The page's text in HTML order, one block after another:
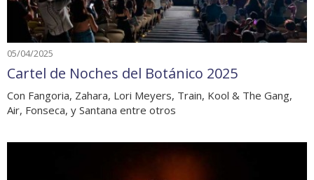
05/04/2025
Cartel de Noches del Botánico 2025
Con Fangoria, Zahara, Lori Meyers, Train, Kool & The Gang,
Air, Fonseca, y Santana entre otros